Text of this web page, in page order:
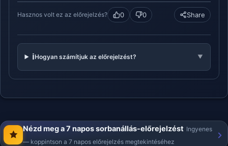
Hasznos volt ez az előrejelzés? 0 0 Share
ℹ️Hogyan számítjuk az előrejelzést? ▼
Nézd meg a 7 napos sorbanállás-előrejelzést Ingyenes
— koppintson a 7 napos előrejelzés megtekintéséhez